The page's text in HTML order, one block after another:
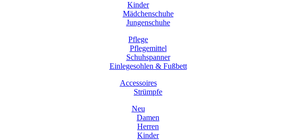
Kinder
Mädchenschuhe
Jungenschuhe
Pflege
Pflegemittel
Schuhspanner
Einlegesohlen & Fußbett
Accessoires
Strümpfe
Neu
Damen
Herren
Kinder